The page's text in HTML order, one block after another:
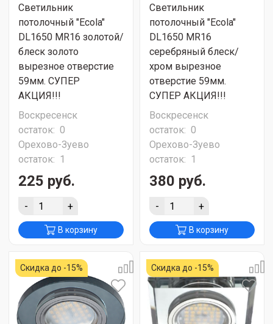
Светильник
потолочный "Ecola"
DL1650 MR16 золотой/
блеск золото
вырезное отверстие
59мм. СУПЕР
АКЦИЯ!!!
Воскресенск
остаток: 0
Орехово-Зуево
остаток: 1
225 руб.
- +
В корзину
Светильник
потолочный "Ecola"
DL1650 MR16
серебряный блеск/
хром вырезное
отверстие 59мм.
СУПЕР АКЦИЯ!!!
Воскресенск
остаток: 0
Орехово-Зуево
остаток: 1
380 руб.
- +
В корзину
Скидка до -15% Скидка до -15%